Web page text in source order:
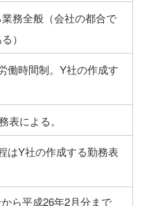
務全般（会社の都合で
）
働時間制。Y社の作成す
表による。
はY社の作成する勤務表
ら平成26年2月分まで